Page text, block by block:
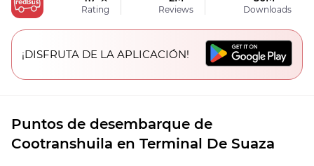
Rating Reviews Downloads
¡DISFRUTA DE LA APLICACIÓN!
Puntos de desembarque de
Cootranshuila en Terminal De Suaza